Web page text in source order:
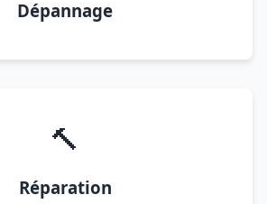
Dépannage
🔨
Réparation